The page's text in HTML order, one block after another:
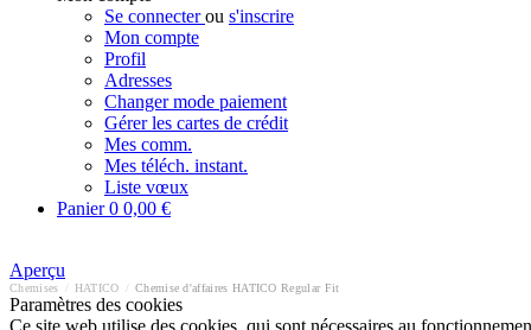
Se connecterou s'inscrire
Mon compte
Profil
Adresses
Changer mode paiement
Gérer les cartes de crédit
Mes comm.
Mes téléch. instant.
Liste vœux
Panier0 0,00 €
Aperçu
Chemises HATICO Chemise d'affaires HATICO Regular Fit
Paramètres des cookies
Ce site web utilise des cookies, qui sont nécessaires au